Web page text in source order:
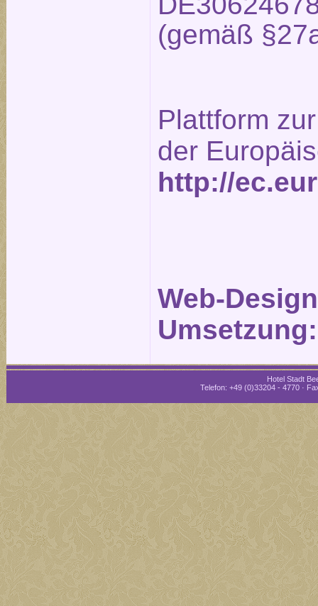
(gemäß
Plattform
der
http://
Web-
Hotel Stadt
Telefon: +49 (0)33204 - 4770 ·